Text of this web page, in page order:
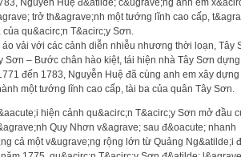
vải với các cảnh diễn nhiễu nhương thời loạn, Tây
Sơn – Bước chân hào kiệt, tái hiện nhà Tây Sơn
đến 1783, Nguyễn Huệ đã cùng anh em xây
một tướng lĩnh cao cấp, tài ba của quân Tây Sơn.